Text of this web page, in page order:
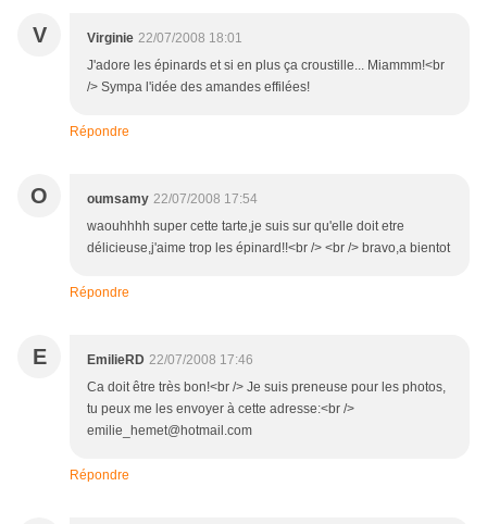
V Virginie 22/07/2008 18:01
J'adore les épinards et si en plus ça croustille... Miammm!<br
/> Sympa l'idée des amandes effilées!
Répondre
O oumsamy 22/07/2008 17:54
waouhhhh super cette tarte,je suis sur qu'elle doit etre
délicieuse,j'aime trop les épinard!!<br /> <br /> bravo,a bientot
Répondre
E EmilieRD 22/07/2008 17:46
Ca doit être très bon!<br /> Je suis preneuse pour les photos,
tu peux me les envoyer à cette adresse:<br />
emilie_hemet@hotmail.com
Répondre